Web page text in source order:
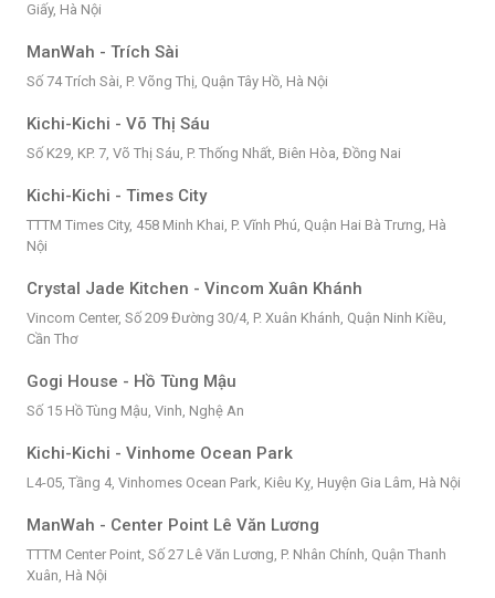
Giấy, Hà Nội
ManWah - Trích Sài
Số 74 Trích Sài, P. Võng Thị, Quận Tây Hồ, Hà Nội
Kichi-Kichi - Võ Thị Sáu
Số K29, KP. 7, Võ Thị Sáu, P. Thống Nhất, Biên Hòa, Đồng Nai
Kichi-Kichi - Times City
TTTM Times City, 458 Minh Khai, P. Vĩnh Phú, Quận Hai Bà Trưng, Hà
Nội
Crystal Jade Kitchen - Vincom Xuân Khánh
Vincom Center, Số 209 Đường 30/4, P. Xuân Khánh, Quận Ninh Kiều,
Cần Thơ
Gogi House - Hồ Tùng Mậu
Số 15 Hồ Tùng Mậu, Vinh, Nghệ An
Kichi-Kichi - Vinhome Ocean Park
L4-05, Tầng 4, Vinhomes Ocean Park, Kiêu Kỵ, Huyện Gia Lâm, Hà Nội
ManWah - Center Point Lê Văn Lương
TTTM Center Point, Số 27 Lê Văn Lương, P. Nhân Chính, Quận Thanh
Xuân, Hà Nội